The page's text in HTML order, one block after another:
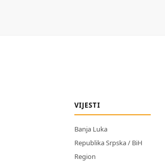
VIJESTI
Banja Luka
Republika Srpska / BiH
Region